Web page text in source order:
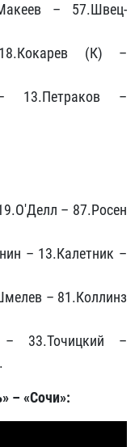
– 57.Швец-
(К) –
13.Петраков –
– 87.Росен
– 13.Калетник –
– 81.Коллинз
– 33.Точицкий –
– «Сочи»: